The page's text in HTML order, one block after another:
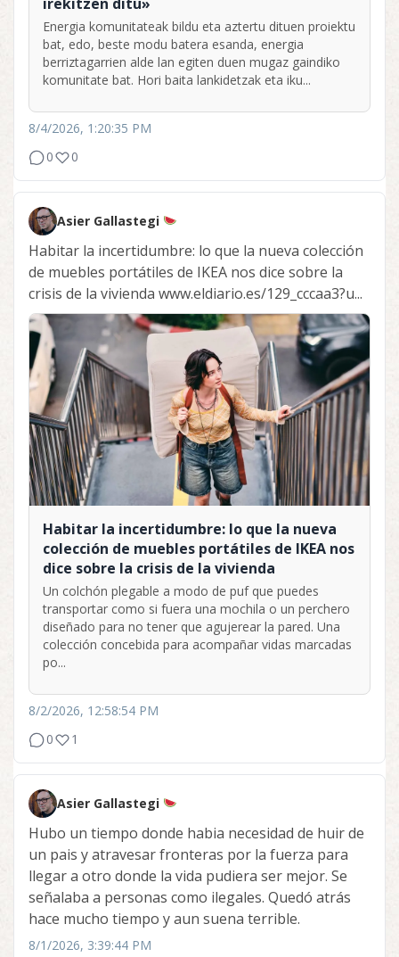
Energia komunitateak bildu eta aztertu dituen proiektu
bat, edo, beste modu batera esanda, energia
berriztagarrien alde lan egiten duen mugaz gaindiko
komunitate bat. Hori baita lankidetzak eta iku...
8/4/2026, 1:20:35 PM
0
0
Asier Gallastegi
Habitar la incertidumbre: lo que la nueva colección
de muebles portátiles de IKEA nos dice sobre la
crisis de la vivienda www.eldiario.es/129_cccaa3?u...
Habitar la incertidumbre: lo que la nueva
colección de muebles portátiles de IKEA nos
dice sobre la crisis de la vivienda
Un colchón plegable a modo de puf que puedes
transportar como si fuera una mochila o un perchero
diseñado para no tener que agujerear la pared. Una
colección concebida para acompañar vidas marcadas
po...
8/2/2026, 12:58:54 PM
0
1
Asier Gallastegi
Hubo un tiempo donde habia necesidad de huir de
un pais y atravesar fronteras por la fuerza para
llegar a otro donde la vida pudiera ser mejor. Se
señalaba a personas como ilegales. Quedó atrás
hace mucho tiempo y aun suena terrible.
8/1/2026, 3:39:44 PM